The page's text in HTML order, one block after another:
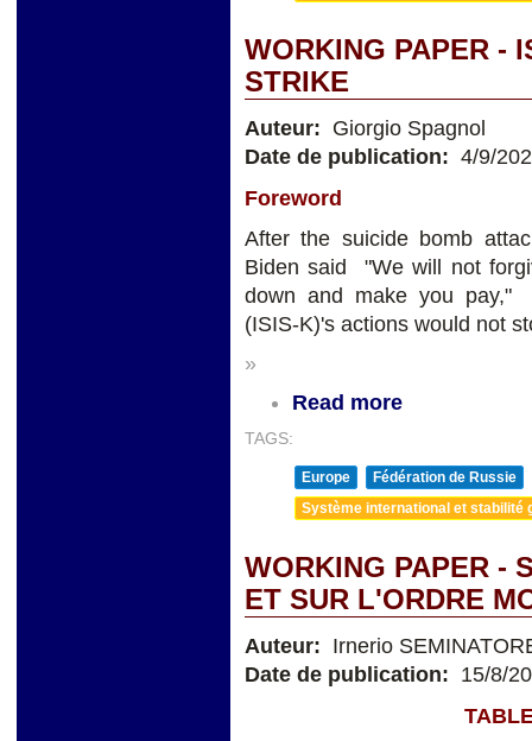
WORKING PAPER -
STRIKE
Auteur: Giorgio Spagnol
Date de publication: 4/9/
Foreword
After the suicide bomb
Biden said "We will not
down and make you pay,"
(ISIS-K)'s actions would not
»
Read more
TAGS:
Europe
Fédération de Russie
Système international et stabilité
WORKING PAPER -
ET SUR L'ORDRE
Auteur: Irnerio
Date de publication: 15/8/